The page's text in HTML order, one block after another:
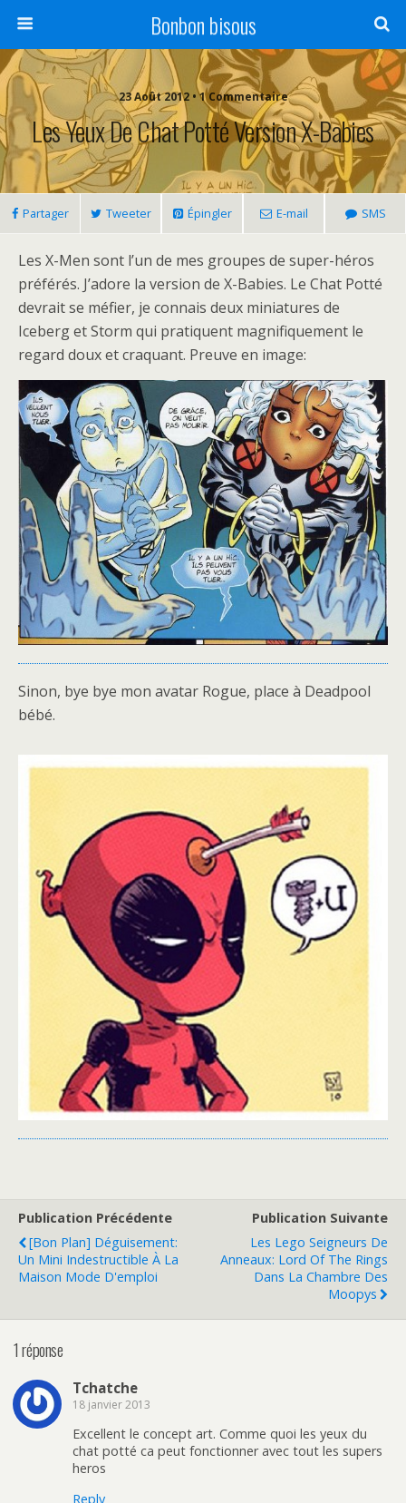
Bonbon bisous
23 Août 2012 • 1 Commentaire
Les Yeux De Chat Potté Version X-Babies
Partager Tweeter Épingler E-mail SMS
Les X-Men sont l’un de mes groupes de super-héros
préférés. J’adore la version de X-Babies. Le Chat Potté
devrait se méfier, je connais deux miniatures de
Iceberg et Storm qui pratiquent magnifiquement le
regard doux et craquant. Preuve en image:
Sinon, bye bye mon avatar Rogue, place à Deadpool
bébé.
Publication Précédente
[Bon Plan] Déguisement:
Un Mini Indestructible À La
Maison Mode D'emploi
Publication Suivante
Les Lego Seigneurs De
Anneaux: Lord Of The Rings
Dans La Chambre Des
Moopys
1 réponse
Tchatche
18 janvier 2013
Excellent le concept art. Comme quoi les yeux du
chat potté ca peut fonctionner avec tout les supers
heros
Reply